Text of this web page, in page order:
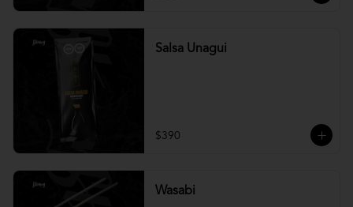
Salsa Unagui
$390
Wasabi